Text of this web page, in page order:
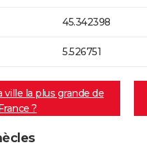
45.342398
5.526751
ville la plus grande de
France ?